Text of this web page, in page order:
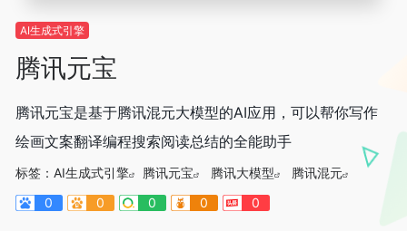
AI生成式引擎
腾讯元宝
腾讯元宝是基于腾讯混元大模型的AI应用，可以帮你写作
绘画文案翻译编程搜索阅读总结的全能助手
标签： AI生成式引擎 腾讯元宝 腾讯大模型
腾讯混元
0
0 0 0 0